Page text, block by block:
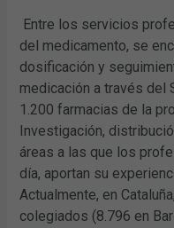
Entre los servicios
del medicamento, se
dosificación y
medicación a través del
1.200 farmacias de la
Investigación,
áreas a las que los
día, aportan su
Actualmente, en
colegiados (8.796 en